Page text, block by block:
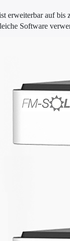
erweiterbar auf
Software